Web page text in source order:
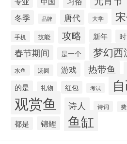
冬季 品牌 唐代 大学
手机 技能 攻略 新年
春节期间 是一个 梦幻西
水鱼 汤圆 游戏 热带鱼
的是 礼物 红包 考试
观赏鱼 诗人 诗词
都是 锦鲤 鱼缸